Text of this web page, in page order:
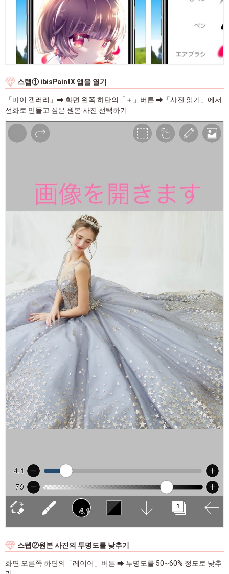
스텝① ibisPaintX 앱을 열기
「마이 갤러리」➡ 화면 왼쪽 하단의「＋」버튼 ➡「사진 읽기」에서
선화로 만들고 싶은 원본 사진 선택하기
스텝②원본 사진의 투명도를 낮추기
화면 오른쪽 하단의「레이어」버튼 ➡ 투명도를 50~60% 정도로 낮추